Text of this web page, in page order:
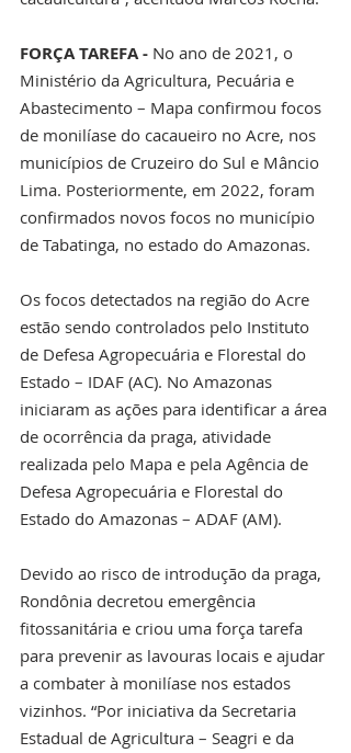
FORÇA TAREFA - No ano de 2021, o
Ministério da Agricultura, Pecuária e
Abastecimento – Mapa confirmou focos
de monilíase do cacaueiro no Acre, nos
municípios de Cruzeiro do Sul e Mâncio
Lima. Posteriormente, em 2022, foram
confirmados novos focos no município
de Tabatinga, no estado do Amazonas.
Os focos detectados na região do Acre
estão sendo controlados pelo Instituto
de Defesa Agropecuária e Florestal do
Estado – IDAF (AC). No Amazonas
iniciaram as ações para identificar a área
de ocorrência da praga, atividade
realizada pelo Mapa e pela Agência de
Defesa Agropecuária e Florestal do
Estado do Amazonas – ADAF (AM).
Devido ao risco de introdução da praga,
Rondônia decretou emergência
fitossanitária e criou uma força tarefa
para prevenir as lavouras locais e ajudar
a combater à monilíase nos estados
vizinhos. “Por iniciativa da Secretaria
Estadual de Agricultura – Seagri e da